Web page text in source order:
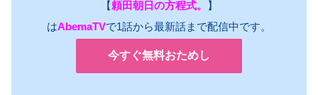
【頼田朝日の方程式。
】
はAbemaTVで1話から最新話まで配信中です。
今すぐ無料おためし